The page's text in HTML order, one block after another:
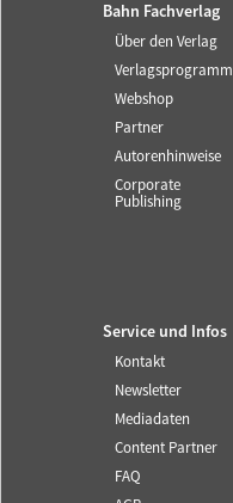
Bahn Fachverlag
Über den Verlag
Verlagsprogramm
Webshop
Partner
Autorenhinweise
Corporate
Publishing
Service und Infos
Kontakt
Newsletter
Mediadaten
Content Partner
FAQ